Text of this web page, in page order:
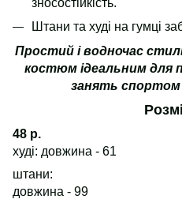
Штани та худі на гумці
Простий і водночас
костюм ідеальним для
занять спортом
48 р.
худі: довжина - 61
штани:
довжина - 99